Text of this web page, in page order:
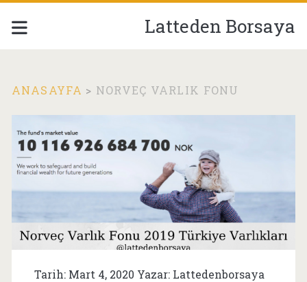
Latteden Borsaya
ANASAYFA > NORVEÇ VARLIK FONU
Etiket:
<span>norveç
varlık
fonu</span>
Tarih: Mart 4, 2020 Yazar: Lattedenborsaya